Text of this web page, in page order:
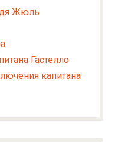
Жюль
Гастелло
капитана